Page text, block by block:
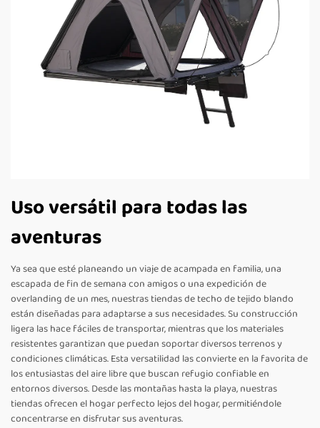
Uso versátil para todas las
aventuras
Ya sea que esté planeando un viaje de acampada en familia, una
escapada de fin de semana con amigos o una expedición de
overlanding de un mes, nuestras tiendas de techo de tejido blando
están diseñadas para adaptarse a sus necesidades. Su construcción
ligera las hace fáciles de transportar, mientras que los materiales
resistentes garantizan que puedan soportar diversos terrenos y
condiciones climáticas. Esta versatilidad las convierte en la favorita de
los entusiastas del aire libre que buscan refugio confiable en
entornos diversos. Desde las montañas hasta la playa, nuestras
tiendas ofrecen el hogar perfecto lejos del hogar, permitiéndole
concentrarse en disfrutar sus aventuras.